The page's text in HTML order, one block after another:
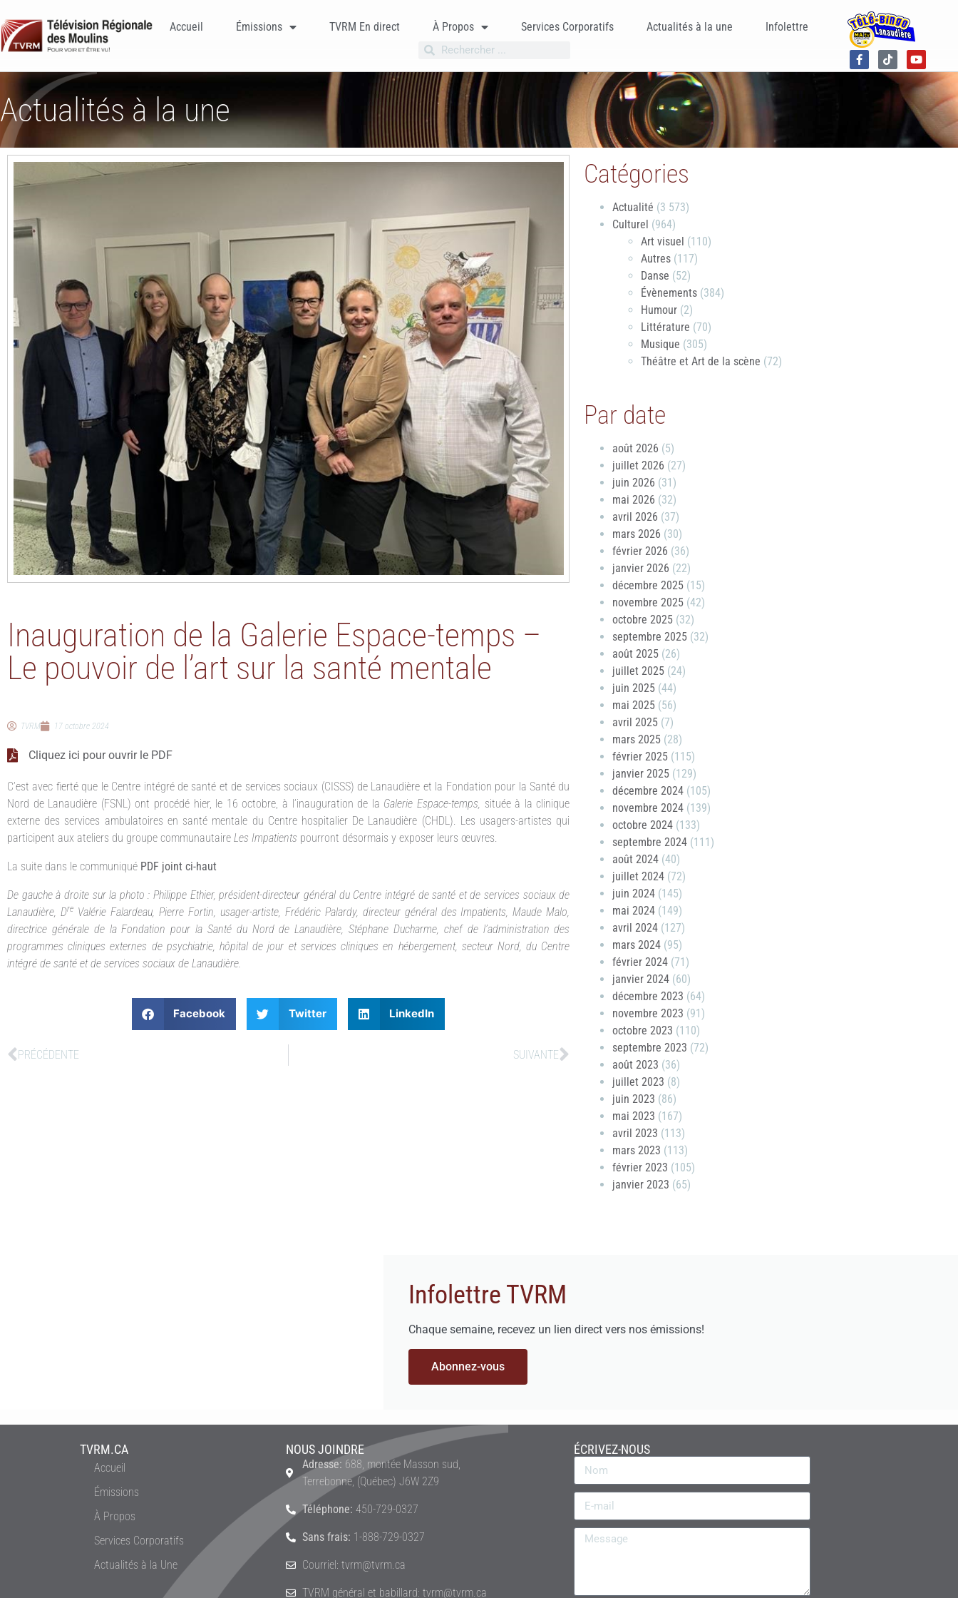
Accueil Émissions TVRM En direct À Propos Services Corporatifs Actualités à la une Infolettre
Actualités à la une
Inauguration de la Galerie Espace-temps –
Le pouvoir de l’art sur la santé mentale
TVRM 17 octobre 2024
Cliquez ici pour ouvrir le PDF
C’est avec fierté que le Centre intégré de santé et de services sociaux (CISSS) de Lanaudière et la Fondation pour la Santé du
Nord de Lanaudière (FSNL) ont procédé hier, le 16 octobre, à l’inauguration de la Galerie Espace-temps, située à la clinique
externe des services ambulatoires en santé mentale du Centre hospitalier De Lanaudière (CHDL). Les usagers-artistes qui
participent aux ateliers du groupe communautaire Les Impatients pourront désormais y exposer leurs œuvres.
La suite dans le communiqué PDF joint ci-haut
De gauche à droite sur la photo : Philippe Ethier, président-directeur général du Centre intégré de santé et de services sociaux de
Lanaudière, DreValérie Falardeau, Pierre Fortin, usager-artiste, Frédéric Palardy, directeur général des Impatients, Maude Malo,
directrice générale de la Fondation pour la Santé du Nord de Lanaudière, Stéphane Ducharme, chef de l’administration des
programmes cliniques externes de psychiatrie, hôpital de jour et services cliniques en hébergement, secteur Nord, du Centre
intégré de santé et de services sociaux de Lanaudière.
Facebook Twitter LinkedIn
PRÉCÉDENTE SUIVANTE
Catégories
Actualité (3 573)
Culturel (964)
Art visuel (110)
Autres (117)
Danse (52)
Évènements (384)
Humour (2)
Littérature (70)
Musique (305)
Théâtre et Art de la scène (72)
Par date
août 2026 (5)
juillet 2026 (27)
juin 2026 (31)
mai 2026 (32)
avril 2026 (37)
mars 2026 (30)
février 2026 (36)
janvier 2026 (22)
décembre 2025 (15)
novembre 2025 (42)
octobre 2025 (32)
septembre 2025 (32)
août 2025 (26)
juillet 2025 (24)
juin 2025 (44)
mai 2025 (56)
avril 2025 (7)
mars 2025 (28)
février 2025 (115)
janvier 2025 (129)
décembre 2024 (105)
novembre 2024 (139)
octobre 2024 (133)
septembre 2024 (111)
août 2024 (40)
juillet 2024 (72)
juin 2024 (145)
mai 2024 (149)
avril 2024 (127)
mars 2024 (95)
février 2024 (71)
janvier 2024 (60)
décembre 2023 (64)
novembre 2023 (91)
octobre 2023 (110)
septembre 2023 (72)
août 2023 (36)
juillet 2023 (8)
juin 2023 (86)
mai 2023 (167)
avril 2023 (113)
mars 2023 (113)
février 2023 (105)
janvier 2023 (65)
Infolettre TVRM
Chaque semaine, recevez un lien direct vers nos émissions!
Abonnez-vous
TVRM.CA
Accueil
Émissions
À Propos
Services Corporatifs
Actualités à la Une
NOUS JOINDRE
Adresse: 688, montée Masson sud,
Terrebonne, (Québec) J6W 2Z9
Téléphone: 450-729-0327
Sans frais: 1-888-729-0327
Courriel: tvrm@tvrm.ca
TVRM général et babillard: tvrm@tvrm.ca
ÉCRIVEZ-NOUS